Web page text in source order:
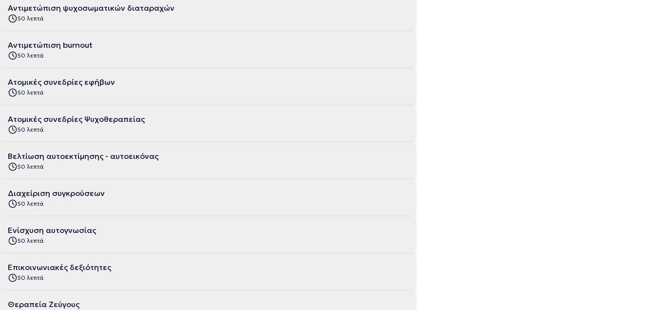
Αντιμετώπιση ψυχοσωματικών διαταραχών
50 λεπτά
Αντιμετώπιση burnout
50 λεπτά
Ατομικές συνεδρίες εφήβων
50 λεπτά
Ατομικές συνεδρίες Ψυχοθεραπείας
50 λεπτά
Βελτίωση αυτοεκτίμησης - αυτοεικόνας
50 λεπτά
Διαχείριση συγκρούσεων
50 λεπτά
Ενίσχυση αυτογνωσίας
50 λεπτά
Επικοινωνιακές δεξιότητες
50 λεπτά
Θεραπεία Ζεύγους